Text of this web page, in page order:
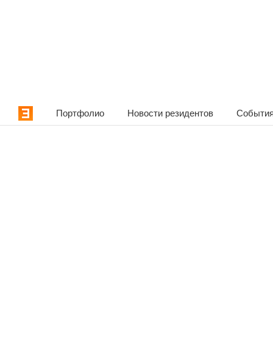
Портфолио Новости резидентов